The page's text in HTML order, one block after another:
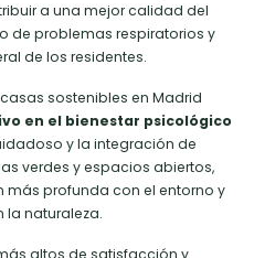
a una mejor calidad del
de problemas respiratorios y
de los residentes.
sostenibles en Madrid
en el bienestar psicológico
y la integración de
verdes y espacios abiertos,
profunda con el entorno y
naturaleza.